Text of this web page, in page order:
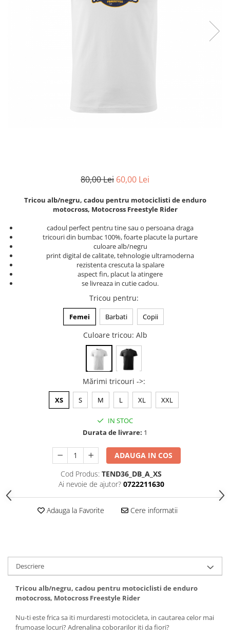
Tricouri pescari
Tricouri gameri
Tricouri music is life
Tricouri sporturi de iarna
Tricouri snowboard
Tricouri ski
Tricouri aniversare
Tricouri motociclisti
Tricouri biciclisti
Tricouri biciclisti
Tricouri biciclisti MTB
Tricouri biciclisti BMX
Tricouri biciclisti downhill
Tricouri fitness/sala de forta
Tricouri yoga
80,00 Lei 60,00 Lei
Tricou alb/negru, cadou pentru motociclisti de enduro
motocross, Motocross Freestyle Rider
cadoul perfect pentru tine sau o persoana draga
tricouri din bumbac 100%, foarte placute la purtare
culoare alb/negru
print digital de calitate, tehnologie ultramoderna
rezistenta crescuta la spalare
aspect fin, placut la atingere
se livreaza in cutie cadou.
Tricou pentru:
Femei Barbati Copii
Culoare tricou: Alb
Mărimi tricouri ->:
XS S M L XL XXL
IN STOC
Durata de livrare: 1
ADAUGA IN COS
Cod Produs: TEND36_DB_A_XS
Ai nevoie de ajutor? 0722211630
Adauga la Favorite Cere informatii
Descriere
Tricou alb/negru, cadou pentru motociclisti de enduro
motocross, Motocross Freestyle Rider
Nu-ti este frica sa iti murdaresti motocicleta, in cautarea celor mai
frumoase locuri? Adrenalina coborarilor iti da fiori?